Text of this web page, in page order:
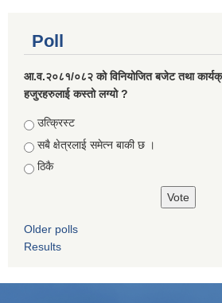
Poll
आ.व.२०८१/०८२ को विनियोजित बजेट तथा
हजुरहरुलाई कस्तो लग्यो ?
Choices
उत्क्रिस्ट
सबै क्षेत्रलाई समेत्न बाकी छ ।
ठिकै
Older polls
Results